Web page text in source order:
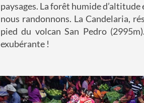
paysages. La forêt humide
nous randonnons. La Candelaria,
pied du volcan San Pedro
exubérante !